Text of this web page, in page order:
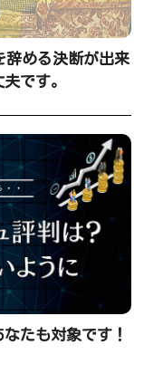
辞める決断が出来
です。
たも対象です！